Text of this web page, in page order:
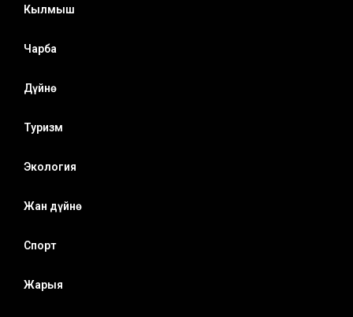
Кылмыш
Чарба
Дүйнө
Туризм
Экология
Жан дүйнө
Спорт
Жарыя